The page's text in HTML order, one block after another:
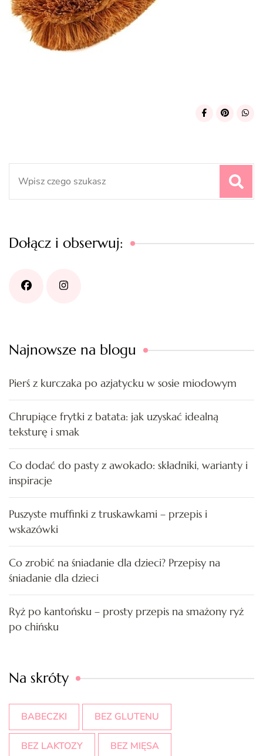
Dołącz i obserwuj:
Najnowsze na blogu
Pierś z kurczaka po azjatycku w sosie miodowym
Chrupiące frytki z batata: jak uzyskać idealną
teksturę i smak
Co dodać do pasty z awokado: składniki, warianty i
inspiracje
Puszyste muffinki z truskawkami – przepis i
wskazówki
Co zrobić na śniadanie dla dzieci? Przepisy na
śniadanie dla dzieci
Ryż po kantońsku – prosty przepis na smażony ryż
po chińsku
Na skróty
BABECZKI BEZ GLUTENU
BEZ LAKTOZY BEZ MIĘSA